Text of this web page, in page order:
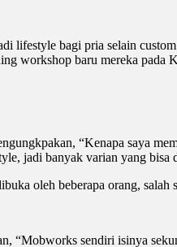
lifestyle bagi pria selain
workshop baru mereka pada
“Kenapa saya
jadi banyak varian yang
oleh beberapa orang,
“Mobworks sendiri isinya